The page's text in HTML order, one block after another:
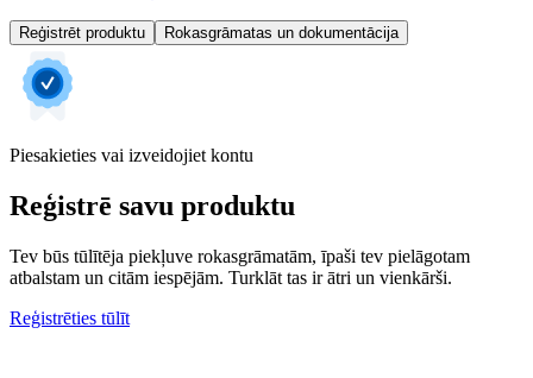
Reģistrēt produktu Rokasgrāmatas un dokumentācija
Piesakieties vai izveidojiet kontu
Reģistrē savu produktu
Tev būs tūlītēja piekļuve rokasgrāmatām, īpaši tev pielāgotam
atbalstam un citām iespējām. Turklāt tas ir ātri un vienkārši.
Reģistrēties tūlīt